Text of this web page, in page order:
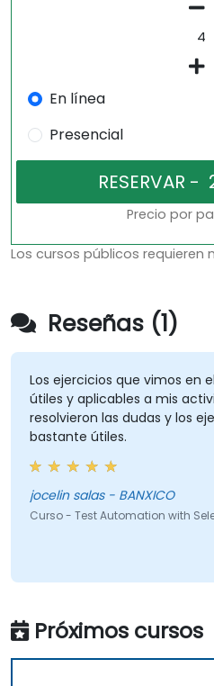
En línea
Presencial
Precio por
Los cursos públicos requieren
Reseñas (1)
Los ejercicios que vimos en
útiles y aplicables a mis
resolvieron las dudas y los
bastante útiles.
jocelin salas - BANXICO
Curso - Test Automation with
Próximos cursos